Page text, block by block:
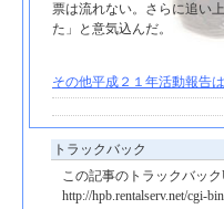
票は流れない。さらに追い
た」と意気込んだ。
その他平成２１年活動報告
トラックバック
この記事のトラックバッ
http://hpb.rentalserv.net/cgi-